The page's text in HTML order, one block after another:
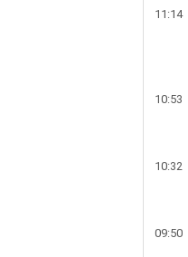
11:14
10:53
10:32
09:50